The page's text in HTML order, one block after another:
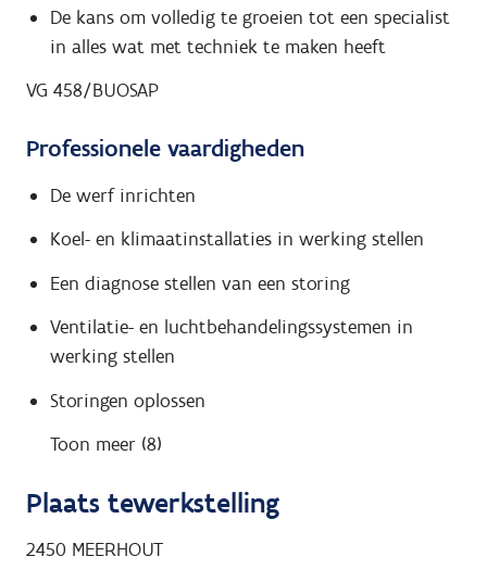
De kans om volledig te groeien tot een specialist
in alles wat met techniek te maken heeft
VG 458/BUOSAP
Professionele vaardigheden
De werf inrichten
Koel- en klimaatinstallaties in werking stellen
Een diagnose stellen van een storing
Ventilatie- en luchtbehandelingssystemen in
werking stellen
Storingen oplossen
Toon meer (8)
Plaats tewerkstelling
2450 MEERHOUT